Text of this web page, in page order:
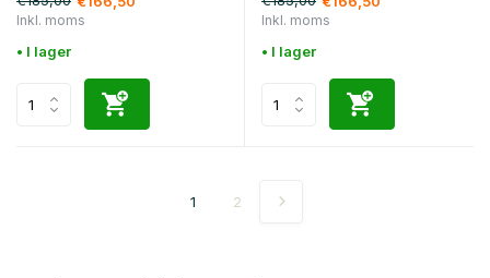
Inkl. moms
• I lager
Inkl. moms
• I lager
1 2